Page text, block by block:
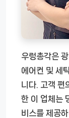
우렁총각은
에어컨 및 세
니다. 고객 편
한 이 업체는
비스를 제공